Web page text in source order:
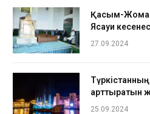
Қасым-
Ясауи
27.09.2024
Түркістанның
арттыратын
25.09.2024